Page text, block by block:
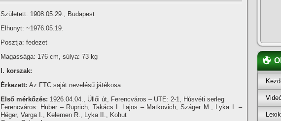
Született: 1908.05.29., Budapest
Elhunyt: ~1976.05.19.
Posztja: fedezet
Magassága: 176 cm, súlya: 73 kg
I. korszak:
Érkezett: Az FTC saját nevelésű játékosa
Első mérkőzés: 1926.04.04., Üllői út, Ferencváros – UTE: 2-1, Húsvéti serleg
Ferencváros: Huber – Ruprich, Takács I. Lajos – Matkovich, Száger M., Lyka I. –
Héger, Varga I., Kelemen R., Lyka II., Kohut